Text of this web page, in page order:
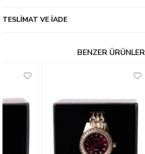
TESLIMAT VE İADE
BENZER ÜRÜNLER